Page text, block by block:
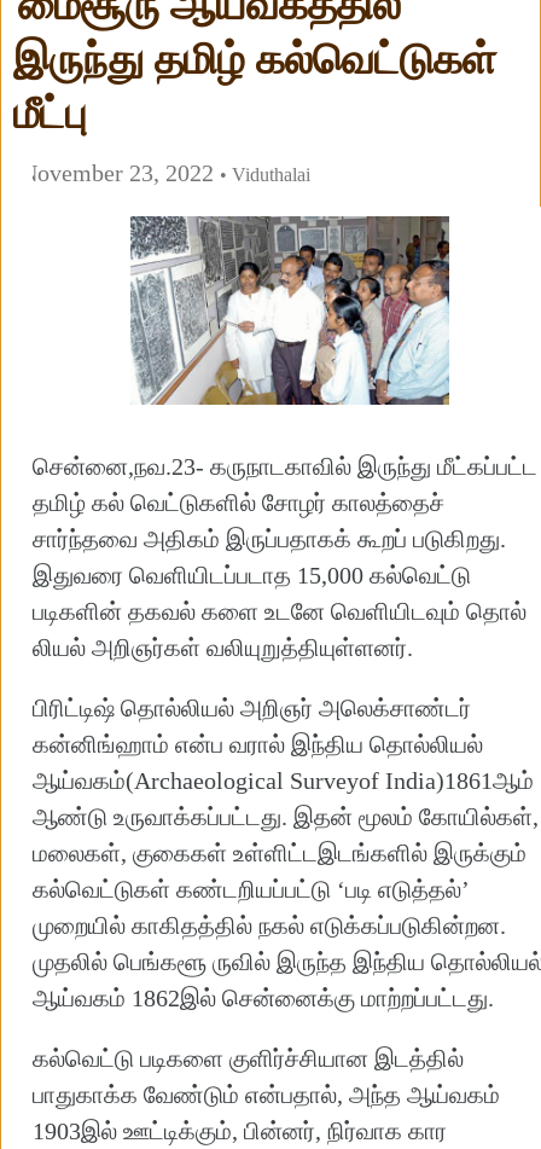
இருந்து தமிழ் கல்வெட்டுகள்
மீட்பு
November 23, 2022 • Viduthalai
சென்னை,நவ.23- கருநாடகாவில் இருந்து மீட்கப்பட்ட
தமிழ் கல் வெட்டுகளில் சோழர் காலத்தைச்
சார்ந்தவை அதிகம் இருப்பதாகக் கூறப் படுகிறது.
இதுவரை வெளியிடப்படாத 15,000 கல்வெட்டு
படிகளின் தகவல் களை உடனே வெளியிடவும் தொல்
லியல் அறிஞர்கள் வலியுறுத்தியுள்ளனர்.
பிரிட்டிஷ் தொல்லியல் அறிஞர் அலெக்சாண்டர்
கன்னிங்ஹாம் என்ப வரால் இந்திய தொல்லியல்
ஆய்வகம்(Archaeological Surveyof India)1861ஆம்
ஆண்டு உருவாக்கப்பட்டது. இதன் மூலம் கோயில்கள்,
மலைகள், குகைகள் உள்ளிட்டஇடங்களில் இருக்கும்
கல்வெட்டுகள் கண்டறியப்பட்டு ‘படி எடுத்தல்’
முறையில் காகிதத்தில் நகல் எடுக்கப்படுகின்றன.
முதலில் பெங்களூ ருவில் இருந்த இந்திய
ஆய்வகம் 1862இல் சென்னைக்கு மாற்றப்பட்டது.
கல்வெட்டு படிகளை குளிர்ச்சியான இடத்தில்
பாதுகாக்க வேண்டும் என்பதால், அந்த ஆய்வகம்
1903இல் ஊட்டிக்கும், பின்னர், நிர்வாக கார